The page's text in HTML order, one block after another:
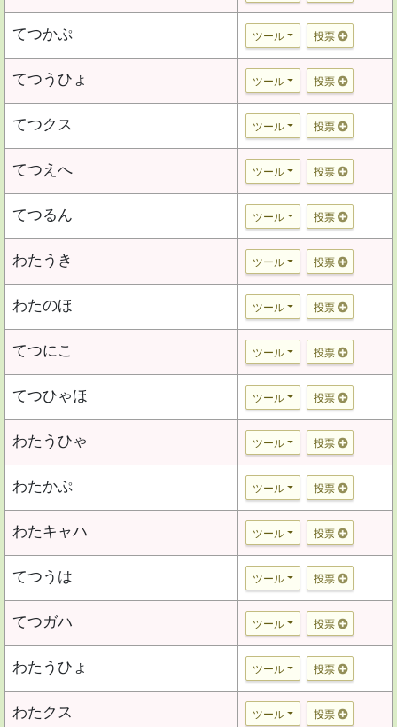
てつかぷ ツール 投票
てつうひょ ツール 投票
てつクス ツール 投票
てつえへ ツール 投票
てつるん ツール 投票
わたうき ツール 投票
わたのほ ツール 投票
てつにこ ツール 投票
てつひゃほ ツール 投票
わたうひゃ ツール 投票
わたかぷ ツール 投票
わたキャハ ツール 投票
てつうは ツール 投票
てつガハ ツール 投票
わたうひょ ツール 投票
わたクス ツール 投票